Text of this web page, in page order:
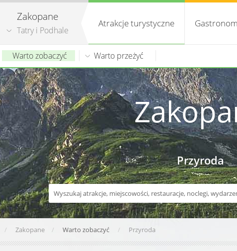
Zakopane
Tatry i Podhale
Atrakcje turystyczne
Warto zobaczyć Warto przeżyć
Przyroda
Zakopane Warto zobaczyć Przyroda